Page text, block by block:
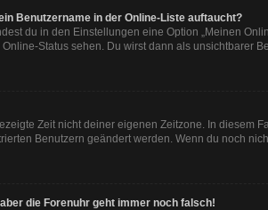
Benutzername in der Online-Liste auftaucht?
du in den Einstellungen eine Option „Meinen
Status sehen. Du wirst dann als unsichtbarer
Zeit nicht deiner eigenen Zeitzone. In diesem
Benutzern geändert werden. Wenn du noch
die Forenuhr geht immer noch falsch!